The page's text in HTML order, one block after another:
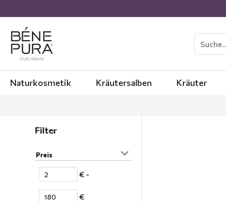
Naturkosmetik Kräutersalben Kräuter
Filter
Preis
€ -
€